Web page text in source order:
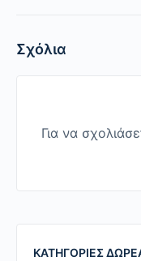
Σχόλια
Για να
ΚΑΤΗΓΟΡΙΕΣ